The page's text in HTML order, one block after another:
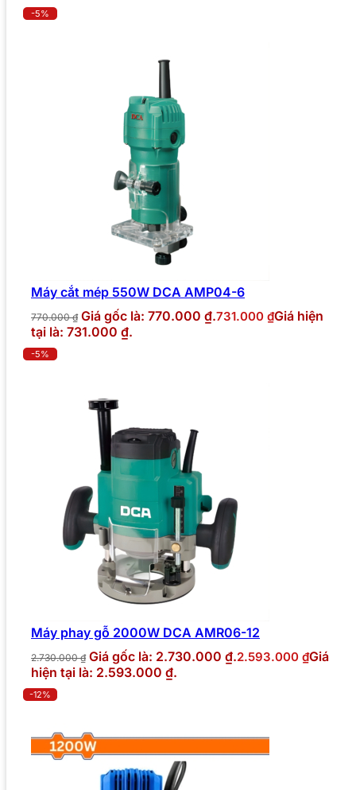
-5%
Máy cắt mép 550W DCA AMP04-6
770.000₫ Giá gốc là: 770.000 ₫.731.000 ₫Giá hiện
tại là: 731.000 ₫.
-5%
Máy phay gỗ 2000W DCA AMR06-12
2.730.000₫ Giá gốc là: 2.730.000 ₫.2.593.000 ₫Giá
hiện tại là: 2.593.000 ₫.
-12%